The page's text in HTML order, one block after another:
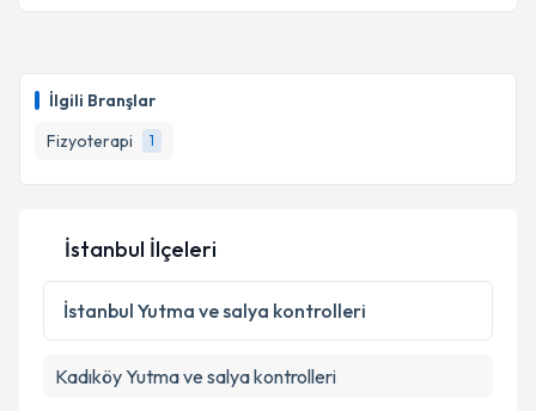
İlgili Branşlar
Fizyoterapi
1
takvim hazırlandığında e-posta ile bilgilendireceğiz.
E-posta Adresiniz
Kişisel verilerimin işlenmesine ilişkinAydınlatma
Metni 'ni okudum ve kişisel verilerimin belirtilen
kapsamda işlenmesini kabul ediyorum.
İstanbul İlçeleri
İstanbul Yutma ve salya kontrolleri
KadıköyYutma ve salya kontrolleri